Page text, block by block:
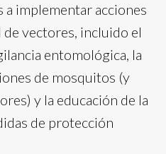
a implementar acciones
vectores, incluido el
entomológica, la
de mosquitos (y
y la educación de la
de protección